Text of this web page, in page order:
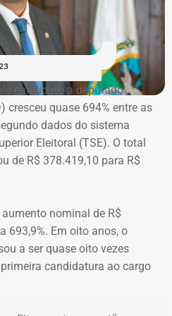
a três anos de prisão em
REAL RJ, Cristiane analisa o
na hora de denunciar os
doméstica.
impedem as mulheres de
A vergonha e o medo.
do que coragem para seguir
violência doméstica. Pois
viva e estar ao lado do
acontecer com ela depois
há o receio que alguma
de alguma forma,
candidato a deputado
cresceu quase 694% entre as
dados do sistema
Eleitoral (TSE). O total
de R$ 378.419,10 para R$
nominal de R$
693,9%. Em oito anos, o
a ser quase oito vezes
candidatura ao cargo